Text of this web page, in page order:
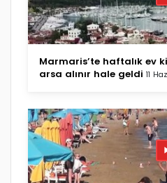
Marmaris’te haftalık ev
arsa alınır hale geldi 11